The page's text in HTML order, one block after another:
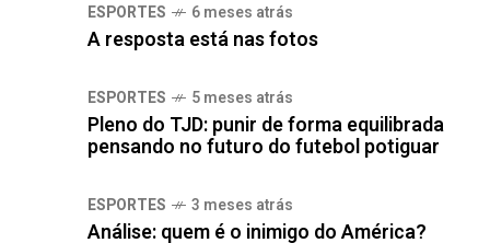
ESPORTES 6 meses atrás
A resposta está nas fotos
ESPORTES 5 meses atrás
Pleno do TJD: punir de forma equilibrada
pensando no futuro do futebol potiguar
ESPORTES 3 meses atrás
Análise: quem é o inimigo do América?